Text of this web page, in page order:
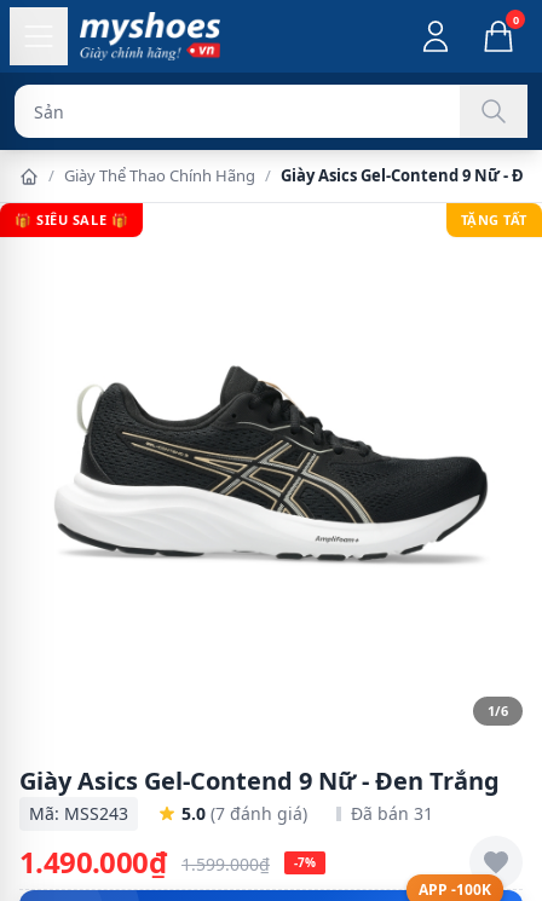
0
Sản phẩm chính
/ Giày Thể Thao Chính Hãng / Giày Asics Gel-Contend 9 Nữ -
🎁 SIÊU SALE 🎁 TẶNG TẤT
1/6
Giày Asics Gel-Contend 9 Nữ - Đen Trắng
Mã: MSS243 5.0 (7 đánh giá) Đã bán 31
1.490.000₫ 1.599.000₫ -7%
APP -100K